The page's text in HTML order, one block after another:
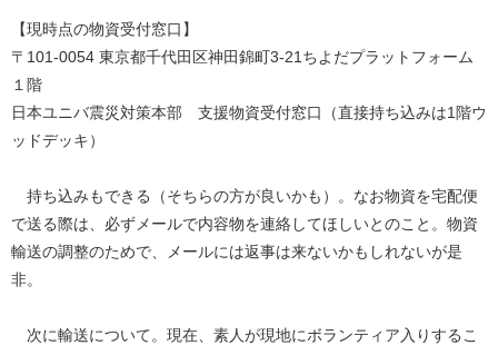
【現時点の物資受付窓口】
〒101-0054 東京都千代田区神田錦町3-21ちよだプラットフォーム
１階
日本ユニバ震災対策本部 支援物資受付窓口（直接持ち込みは1階ウ
ッドデッキ）
持ち込みもできる（そちらの方が良いかも）。なお物資を宅配便
で送る際は、必ずメールで内容物を連絡してほしいとのこと。物資
輸送の調整のためで、メールには返事は来ないかもしれないが是
非。
次に輸送について。現在、素人が現地にボランティア入りするこ